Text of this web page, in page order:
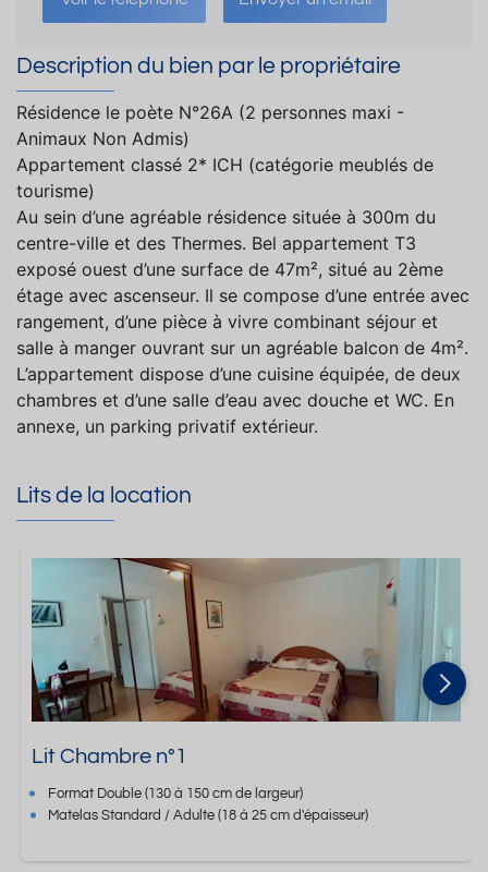
Description du bien par le propriétaire
Résidence le poète N°26A (2 personnes maxi -
Animaux Non Admis)
Appartement classé 2* ICH (catégorie meublés de
tourisme)
Au sein d’une agréable résidence située à 300m du
centre-ville et des Thermes. Bel appartement T3
exposé ouest d’une surface de 47m², situé au 2ème
étage avec ascenseur. Il se compose d’une entrée avec
rangement, d’une pièce à vivre combinant séjour et
salle à manger ouvrant sur un agréable balcon de 4m².
L’appartement dispose d’une cuisine équipée, de deux
chambres et d’une salle d’eau avec douche et WC. En
annexe, un parking privatif extérieur.
Lits de la location
Lit Chambre n°1
Format Double (130 à 150 cm de largeur)
Matelas Standard / Adulte(18 à 25 cm d'épaisseur)